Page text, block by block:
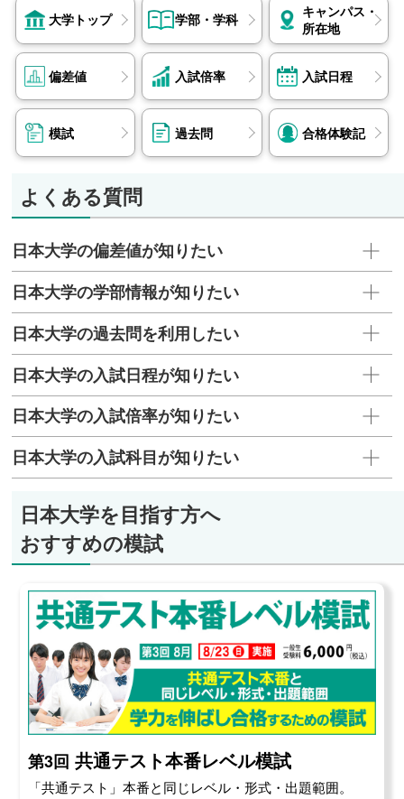
大学トップ 学部・学科
キャンパス・
所在地
偏差値 入試倍率 入試日程
模試 過去問 合格体験記
よくある質問
日本大学の偏差値が知りたい
日本大学の学部情報が知りたい
日本大学の過去問を利用したい
日本大学の入試日程が知りたい
日本大学の入試倍率が知りたい
日本大学の入試科目が知りたい
日本大学を目指す方へ
おすすめの模試
第3回 共通テスト本番レベル模試
「共通テスト」本番と同じレベル・形式・出題範囲。